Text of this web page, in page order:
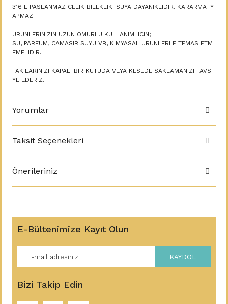
316 L PASLANMAZ CELIK BILEKLIK. SUYA DAYANIKLIDIR. KARARMA Y
APMAZ.
URUNLERINIZIN UZUN OMURLU KULLANIMI ICIN;
SU, PARFUM, CAMASIR SUYU VB, KIMYASAL URUNLERLE TEMAS ETM
EMELIDIR.
TAKILARINIZI KAPALI BIR KUTUDA VEYA KESEDE SAKLAMANIZI TAVSI
YE EDERIZ.
Yorumlar
Taksit Seçenekleri
Önerileriniz
E-Bültenimize Kayıt Olun
KAYDOL
Bizi Takip Edin